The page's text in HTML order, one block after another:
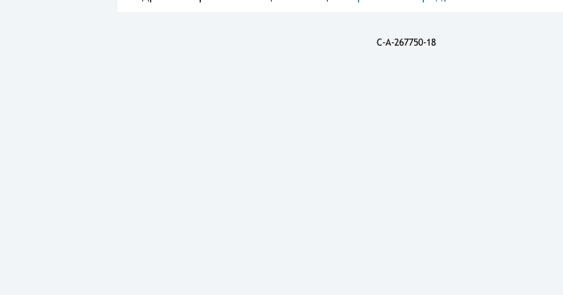
C-A-267750-18